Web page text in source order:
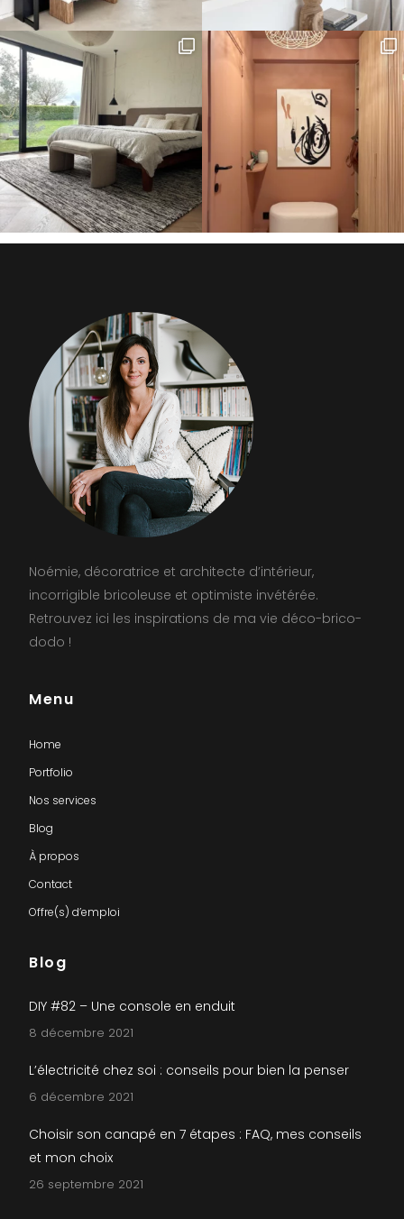
Noémie, décoratrice et architecte d’intérieur,
incorrigible bricoleuse et optimiste invétérée.
Retrouvez ici les inspirations de ma vie déco-brico-
dodo !
Menu
Home
Portfolio
Nos services
Blog
À propos
Contact
Offre(s) d’emploi
Blog
DIY #82 – Une console en enduit
8 décembre 2021
L’électricité chez soi : conseils pour bien la penser
6 décembre 2021
Choisir son canapé en 7 étapes : FAQ, mes conseils
et mon choix
26 septembre 2021